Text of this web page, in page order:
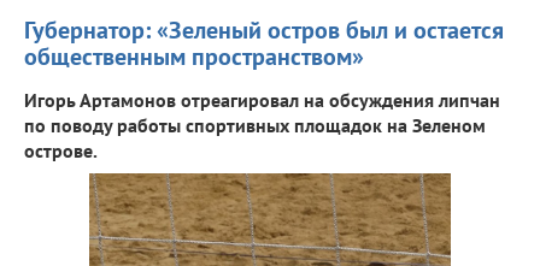
Губернатор: «Зеленый остров был и остается
общественным пространством»
Игорь Артамонов отреагировал на обсуждения липчан
по поводу работы спортивных площадок на Зеленом
острове.